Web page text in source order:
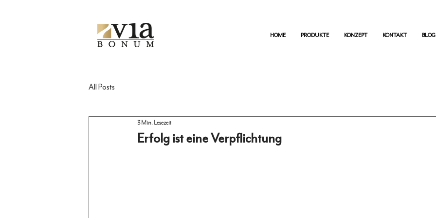
HOME PRODUKTE KONZEPT KONTAKT BLOG
All Posts
Erfolg ist eine Verpflichtung
3 Min. Lesezeit